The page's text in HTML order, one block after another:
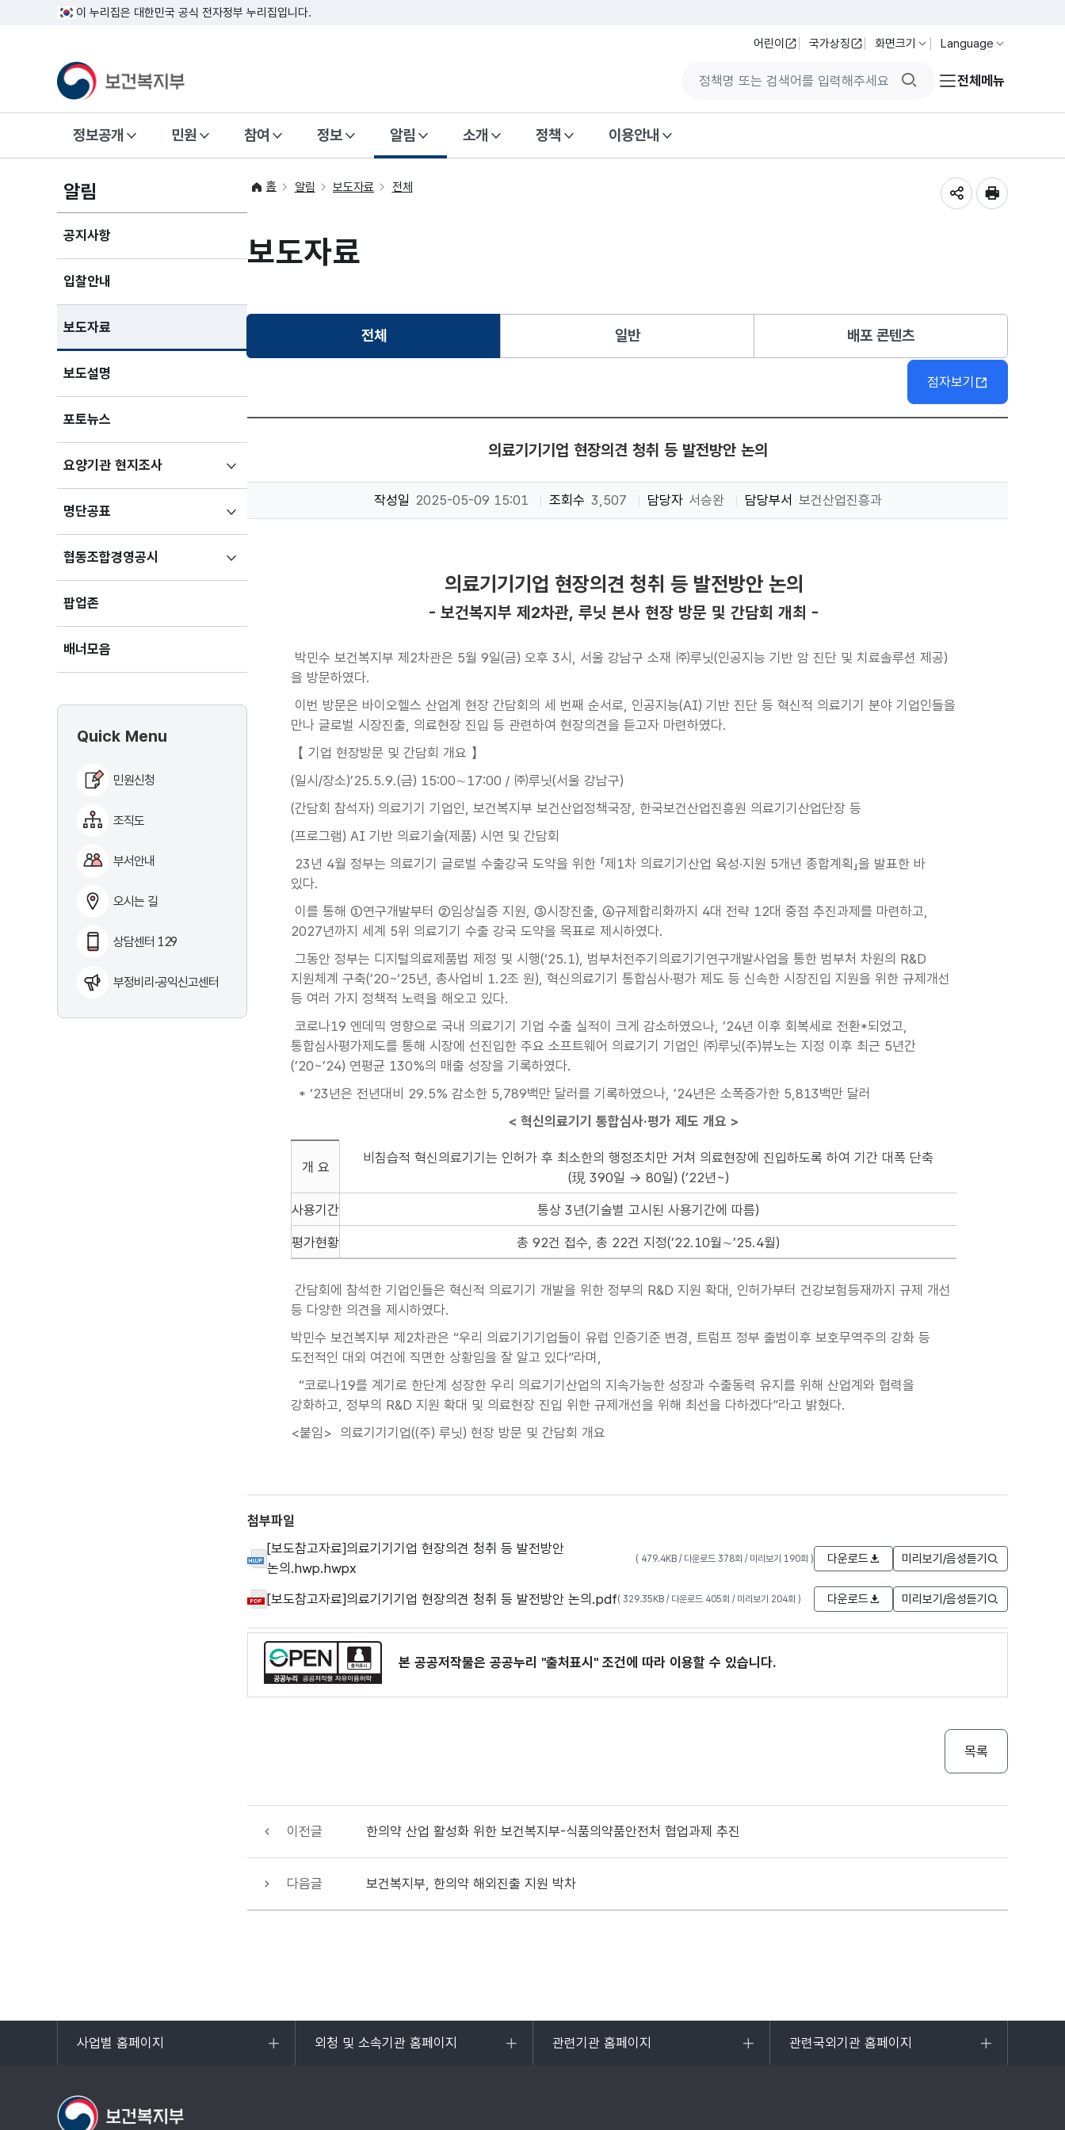
이 누리집은 대한민국 공식 전자정부 누리집입니다.
어린이 국가상징 화면크기 Language
검색버튼전체메뉴
정보공개 민원 참여 정보 알림 소개 정책 이용안내
알림
공지사항
입찰안내
보도자료
보도설명
포토뉴스
요양기관 현지조사하위메뉴
펼치기
명단공표
펼치기
협동조합경영공시
펼치기
팝업존
배너모음
Quick Menu
민원신청
조직도
부서안내
오시는 길
상담센터 129
부정비리·공익신고센터
홈 알림 보도자료 전체
보도자료
전체선택됨 일반 배포 콘텐츠
점자보기
의료기기기업 현장의견 청취 등 발전방안 논의
작성일 2025-05-09 15:01 조회수 3,507 담당자 서승완 담당부서 보건산업진흥과
의료기기기업 현장의견 청취 등 발전방안 논의
- 보건복지부 제2차관, 루닛 본사 현장 방문 및 간담회 개최 -
박민수 보건복지부 제2차관은 5월 9일(금) 오후 3시, 서울 강남구 소재 ㈜루닛(인공지능 기반 암 진단 및 치료솔루션 제공)
을 방문하였다.
이번 방문은 바이오헬스 산업계 현장 간담회의 세 번째 순서로, 인공지능(AI) 기반 진단 등 혁신적 의료기기 분야 기업인들을
만나 글로벌 시장진출, 의료현장 진입 등 관련하여 현장의견을 듣고자 마련하였다.
【 기업 현장방문 및 간담회 개요 】
(일시/장소)’25.5.9.(금) 15:00∼17:00 / ㈜루닛(서울 강남구)
(간담회 참석자) 의료기기 기업인, 보건복지부 보건산업정책국장, 한국보건산업진흥원 의료기기산업단장 등
(프로그램) AI 기반 의료기술(제품) 시연 및 간담회
23년 4월 정부는 의료기기 글로벌 수출강국 도약을 위한 「제1차 의료기기산업 육성·지원 5개년 종합계획」을 발표한 바
있다.
이를 통해 ①연구개발부터 ②임상실증 지원, ③시장진출, ④규제합리화까지 4대 전략 12대 중점 추진과제를 마련하고,
2027년까지 세계 5위 의료기기 수출 강국 도약을 목표로 제시하였다.
그동안 정부는 디지털의료제품법 제정 및 시행(‘25.1), 범부처전주기의료기기연구개발사업을 통한 범부처 차원의 R&D
지원체계 구축(’20~‘25년, 총사업비 1.2조 원), 혁신의료기기 통합심사·평가 제도 등 신속한 시장진입 지원을 위한 규제개선
등 여러 가지 정책적 노력을 해오고 있다.
코로나19 엔데믹 영향으로 국내 의료기기 기업 수출 실적이 크게 감소하였으나, ’24년 이후 회복세로 전환*되었고,
통합심사평가제도를 통해 시장에 선진입한 주요 소프트웨어 의료기기 기업인 ㈜루닛(주)뷰노는 지정 이후 최근 5년간
(’20~’24) 연평균 130%의 매출 성장을 기록하였다.
* ‘23년은 전년대비 29.5% 감소한 5,789백만 달러를 기록하였으나, ’24년은 소폭증가한 5,813백만 달러
< 혁신의료기기 통합심사·평가 제도 개요 >
개 요
비침습적 혁신의료기기는 인허가 후 최소한의 행정조치만 거쳐 의료현장에 진입하도록 하여 기간 대폭 단축
(現 390일 → 80일) (’22년~)
사용기간 통상 3년(기술별 고시된 사용기간에 따름)
평가현황 총 92건 접수, 총 22건 지정(’22.10월∼’25.4월)
간담회에 참석한 기업인들은 혁신적 의료기기 개발을 위한 정부의 R&D 지원 확대, 인허가부터 건강보험등재까지 규제 개선
등 다양한 의견을 제시하였다.
박민수 보건복지부 제2차관은 “우리 의료기기기업들이 유럽 인증기준 변경, 트럼프 정부 출범이후 보호무역주의 강화 등
도전적인 대외 여건에 직면한 상황임을 잘 알고 있다”라며,
“코로나19를 계기로 한단계 성장한 우리 의료기기산업의 지속가능한 성장과 수출동력 유지를 위해 산업계와 협력을
강화하고, 정부의 R&D 지원 확대 및 의료현장 진입 위한 규제개선을 위해 최선을 다하겠다”라고 밝혔다.
<붙임> 의료기기기업((주) 루닛) 현장 방문 및 간담회 개요
첨부파일
[보도참고자료]의료기기기업 현장의견 청취 등 발전방안
논의.hwp.hwpx
( 479.4KB / 다운로드 378회 / 미리보기 190회 ) 다운로드 미리보기/음성듣기
[보도참고자료]의료기기기업 현장의견 청취 등 발전방안 논의.pdf( 329.35KB / 다운로드 405회 / 미리보기 204회 ) 다운로드 미리보기/음성듣기
본 공공저작물은 공공누리 "출처표시" 조건에 따라 이용할 수 있습니다.
목록
이전글 한의약 산업 활성화 위한 보건복지부-식품의약품안전처 협업과제 추진
다음글 보건복지부, 한의약 해외진출 지원 박차
사업별 홈페이지
목록
외청 및 소속기관 홈페이지
목록
관련기관 홈페이지
목록
관련국외기관 홈페이지
목록